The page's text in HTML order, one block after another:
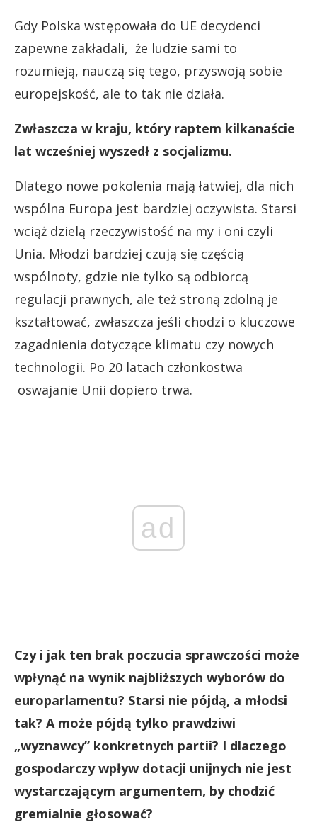
Gdy Polska wstępowała do UE decydenci
zapewne zakładali, że ludzie sami to
rozumieją, nauczą się tego, przyswoją sobie
europejskość, ale to tak nie działa.
Zwłaszcza w kraju, który raptem kilkanaście
lat wcześniej wyszedł z socjalizmu.
Dlatego nowe pokolenia mają łatwiej, dla nich
wspólna Europa jest bardziej oczywista. Starsi
wciąż dzielą rzeczywistość na my i oni czyli
Unia. Młodzi bardziej czują się częścią
wspólnoty, gdzie nie tylko są odbiorcą
regulacji prawnych, ale też stroną zdolną je
kształtować, zwłaszcza jeśli chodzi o kluczowe
zagadnienia dotyczące klimatu czy nowych
technologii. Po 20 latach członkostwa
oswajanie Unii dopiero trwa.
ad
Czy i jak ten brak poczucia sprawczości może
wpłynąć na wynik najbliższych wyborów do
europarlamentu? Starsi nie pójdą, a młodsi
tak? A może pójdą tylko prawdziwi
„wyznawcy” konkretnych partii? I dlaczego
gospodarczy wpływ dotacji unijnych nie jest
wystarczającym argumentem, by chodzić
gremialnie głosować?